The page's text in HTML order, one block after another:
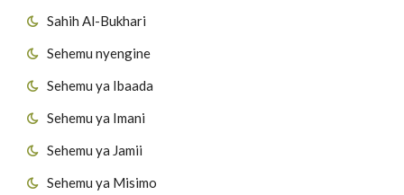
Sahih Al-Bukhari
Sehemu nyengine
Sehemu ya Ibaada
Sehemu ya Imani
Sehemu ya Jamii
Sehemu ya Misimo